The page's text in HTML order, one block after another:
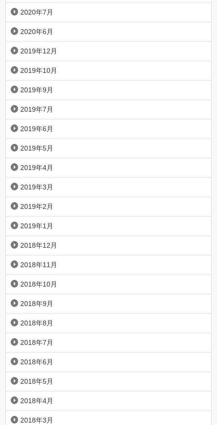
2020年7月
2020年6月
2019年12月
2019年10月
2019年9月
2019年7月
2019年6月
2019年5月
2019年4月
2019年3月
2019年2月
2019年1月
2018年12月
2018年11月
2018年10月
2018年9月
2018年8月
2018年7月
2018年6月
2018年5月
2018年4月
2018年3月